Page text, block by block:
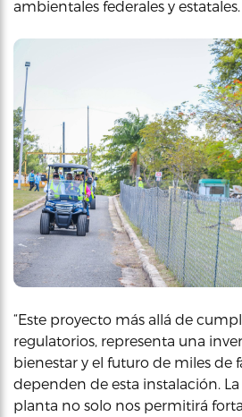
ambientales federales y estatales.
“Este proyecto más allá de
regulatorios, representa una
bienestar y el futuro de miles de
dependen de esta instalación.
planta no solo nos permitirá